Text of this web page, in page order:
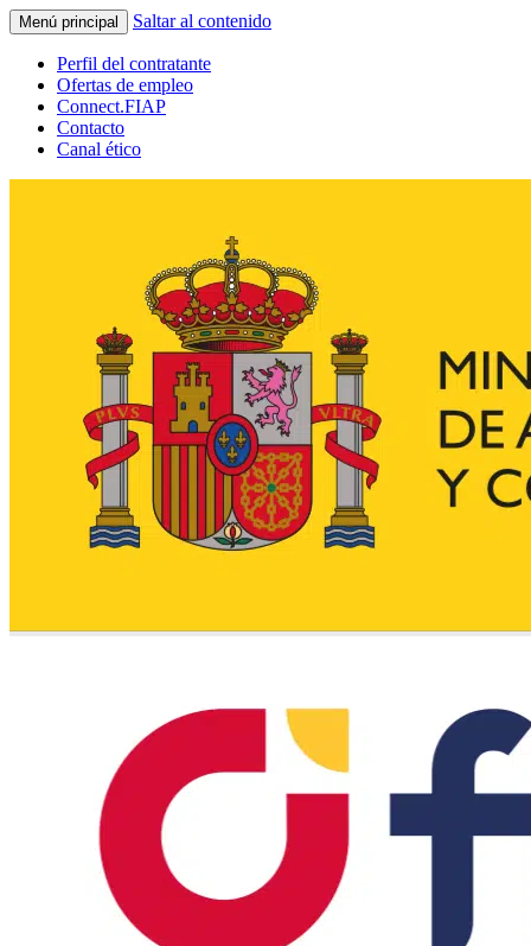
Menú principal Saltar al contenido
Perfil del contratante
Ofertas de empleo
Connect.FIAP
Contacto
Canal ético